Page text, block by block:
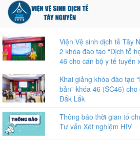
Viện Vệ sinh dịch tễ Tây
2 khóa đào tạo “Dịch tễ
46 cho cán bộ y tế tuyến
Khai giảng khóa đào tạo
bản” khóa 46 (SC46)
Đắk Lắk
Thông báo thời gian tổ
Tư vấn Xét nghiệm HIV